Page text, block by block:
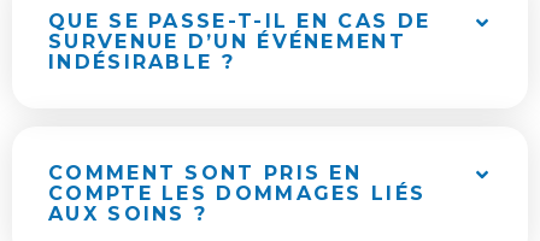
QUE SE PASSE-T-IL EN CAS DE
SURVENUE D’UN ÉVÉNEMENT
INDÉSIRABLE ?
COMMENT SONT PRIS EN
COMPTE LES DOMMAGES LIÉS
AUX SOINS ?